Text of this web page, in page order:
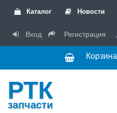
Каталог Новости
Вход Регистрация
Корзина
РТК
запчасти